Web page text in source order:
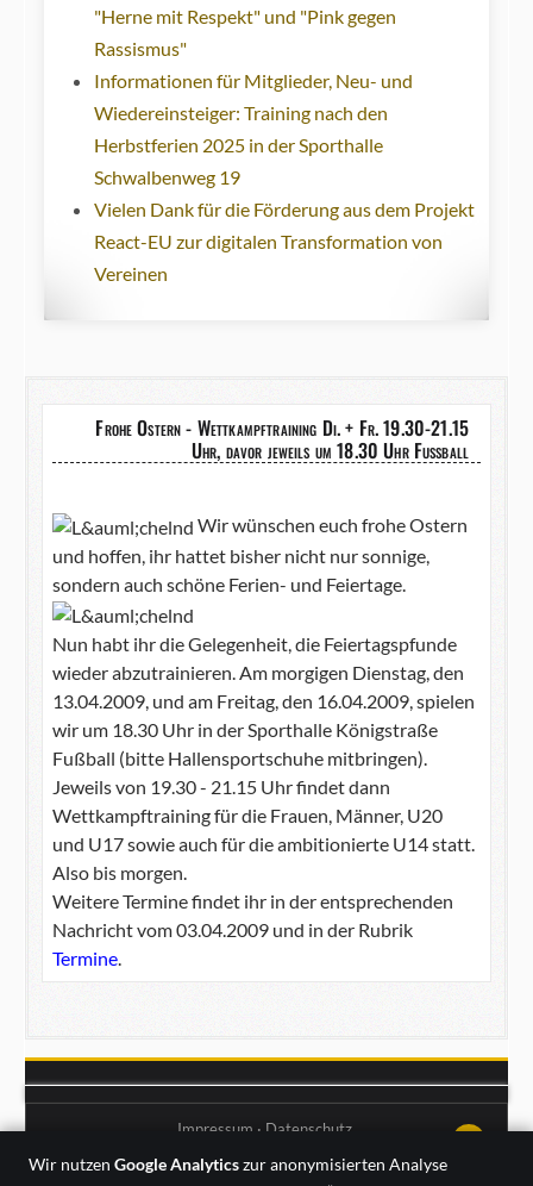
↑↑↑
Impressum · Datenschutz
Wir nutzen Google Analyticszur anonymisierten Analyse
"Herne mit Respekt" und "Pink gegen
Rassismus"
Informationen für Mitglieder, Neu- und
Wiedereinsteiger: Training nach den
Herbstferien 2025 in der Sporthalle
Schwalbenweg 19
Vielen Dank für die Förderung aus dem Projekt
React-EU zur digitalen Transformation von
Vereinen
Frohe Ostern - Wettkampftraining Di. + Fr. 19.30-21.15
Uhr, davor jeweils um 18.30 Uhr Fußball
Wir wünschen euch frohe Ostern
und hoffen, ihr hattet bisher nicht nur sonnige,
sondern auch schöne Ferien- und Feiertage.
Nun habt ihr die Gelegenheit, die Feiertagspfunde
wieder abzutrainieren. Am morgigen Dienstag, den
13.04.2009, und am Freitag, den 16.04.2009, spielen
wir um 18.30 Uhr in der Sporthalle Königstraße
Fußball (bitte Hallensportschuhe mitbringen).
Jeweils von 19.30 - 21.15 Uhr findet dann
Wettkampftraining für die Frauen, Männer, U20
und U17 sowie auch für die ambitionierte U14 statt.
Also bis morgen.
Weitere Termine findet ihr in der entsprechenden
Nachricht vom 03.04.2009 und in der Rubrik
Termine.